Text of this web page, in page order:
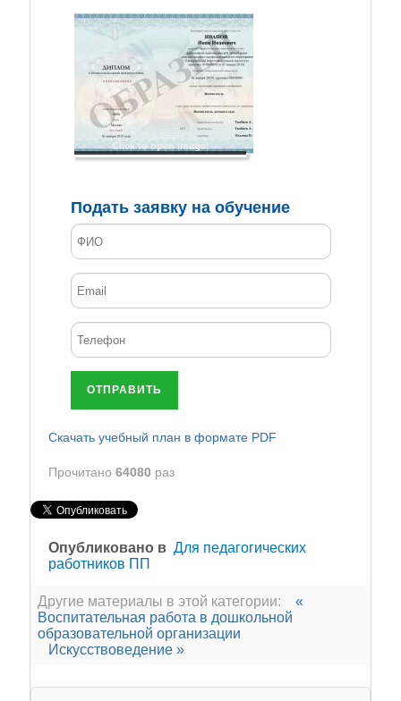
Click to open image!
Подать заявку на обучение
ОТПРАВИТЬ
Cкачать учебный план в формате PDF
Прочитано 64080 раз
Опубликовано в Для педагогических
работников ПП
Другие материалы в этой категории:
«
Воспитательная работа в дошкольной
образовательной организации
Искусствоведение »